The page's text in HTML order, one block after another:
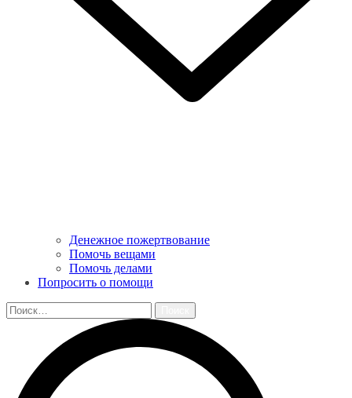
Денежное пожертвование
Помочь вещами
Помочь делами
Попросить о помощи
Найти: